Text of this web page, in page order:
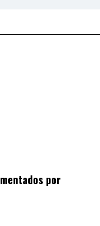
por